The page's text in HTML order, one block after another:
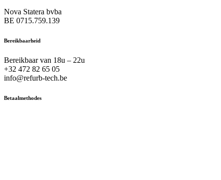
Nova Statera bvba
BE 0715.759.139
Bereikbaarheid
Bereikbaar van 18u – 22u
+32 472 82 65 05
info@refurb-tech.be
Betaalmethodes